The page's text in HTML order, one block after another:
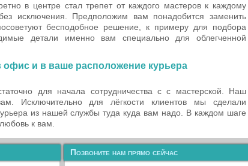
в центре стал трепет от каждого мастеров к каждому
исключения. Предположим вам понадобится заменить
бесподобное решение, к примеру для подбора
детали именно вам специально для облегченной
и в ваше расположение курьера
для начала сотрудничества с с мастерской. Наш
Исключительно для лёгкости клиентов мы сделали
из нашей службы туда куда вам надо. В каждом шаге
к вам.
Позвоните нам прямо сейчас